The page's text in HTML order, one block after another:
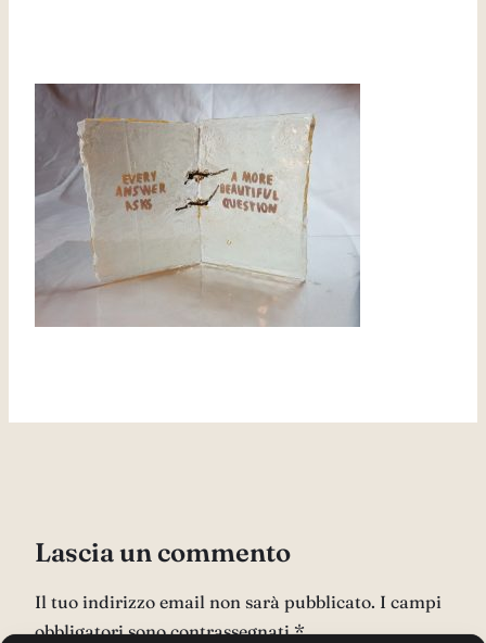
Lascia un commento
Il tuo indirizzo email non sarà pubblicato. I campi
obbligatori sono contrassegnati*